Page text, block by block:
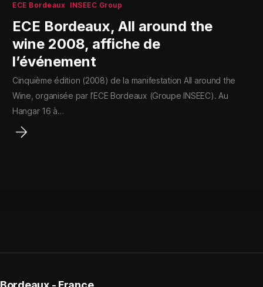
ECE Bordeaux INSEEC Group
ECE Bordeaux, All around the
wine 2008, affiche de
l’événement
Cinquième édition (2008) de la manifestation All around the
Wine, organisée par l’ECE Bordeaux (Groupe INSEEC). Au
Hangar 16 à…